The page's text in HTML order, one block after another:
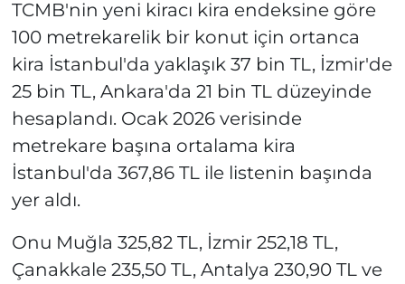
TCMB'nin yeni kiracı kira endeksine göre
100 metrekarelik bir konut için ortanca
kira İstanbul'da yaklaşık 37 bin TL, İzmir'de
25 bin TL, Ankara'da 21 bin TL düzeyinde
hesaplandı. Ocak 2026 verisinde
metrekare başına ortalama kira
İstanbul'da 367,86 TL ile listenin başında
yer aldı.
Onu Muğla 325,82 TL, İzmir 252,18 TL,
Çanakkale 235,50 TL, Antalya 230,90 TL ve